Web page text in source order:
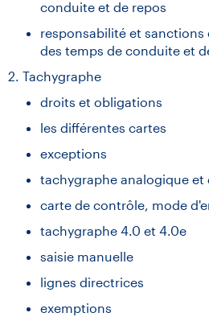
conduite et de repos
responsabilité et sanctions
des temps de conduite et
2. Tachygraphe
droits et obligations
les différentes cartes
exceptions
tachygraphe analogique et
carte de contrôle, mode
tachygraphe 4.0 et 4.0e
saisie manuelle
lignes directrices
exemptions